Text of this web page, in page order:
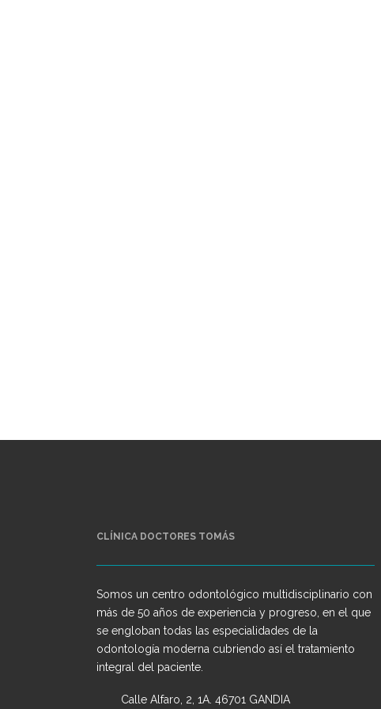
CLÍNICA DOCTORES TOMÁS
Somos un centro odontológico multidisciplinario con
más de 50 años de experiencia y progreso, en el que
se engloban todas las especialidades de la
odontología moderna cubriendo así el tratamiento
integral del paciente.
Calle Alfaro, 2, 1A. 46701 GANDIA